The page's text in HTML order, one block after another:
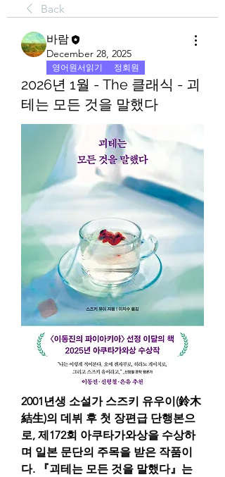
Back
바람
December 28, 2025
영어원서읽기 정회원
2026년 1월 - The 클래식 - 괴
테는 모든 것을 말했다
2001년생 소설가 스즈키 유우이(鈴木
結生)의 데뷔 후 첫 장편급 단행본으
로, 제172회 아쿠타가와상을 수상하
며 일본 문단의 주목을 받은 작품이
다. 『괴테는 모든 것을 말했다』는